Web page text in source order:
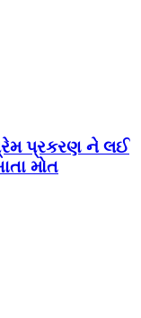
પ્રકરણ ને લઈ
મોત